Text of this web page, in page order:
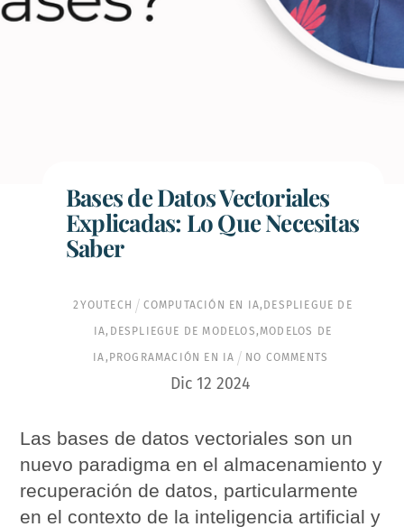
Bases de Datos Vectoriales
Explicadas: Lo Que Necesitas
Saber
2YOUTECH COMPUTACIÓN EN IA, DESPLIEGUE DE
IA, DESPLIEGUE DE MODELOS, MODELOS DE
IA, PROGRAMACIÓN EN IA NO COMMENTS
Dic 12 2024
Las bases de datos vectoriales son un
nuevo paradigma en el almacenamiento y
recuperación de datos, particularmente
en el contexto de la inteligencia artificial y